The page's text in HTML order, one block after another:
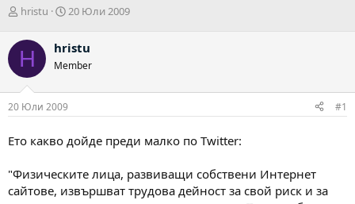
А
т
о
р
hristu
Н
а
л
а
т
20 Юли 2009
H hristu
Member
20 Юли 2009 #1
Ето какво дойде преди малко по Twitter:
"Физическите лица, развиващи собствени Интернет
сайтове, извършват трудова дейност за свой риск и за